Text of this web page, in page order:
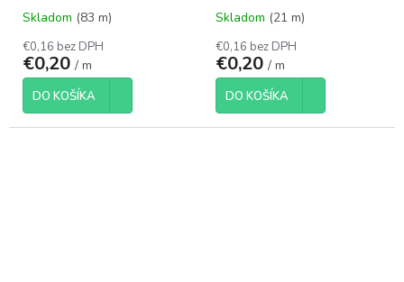
Skladom (83 m)
€0,16 bez DPH
€0,20 / m
DO KOŠÍKA
Skladom (21 m)
€0,16 bez DPH
€0,20 / m
DO KOŠÍKA